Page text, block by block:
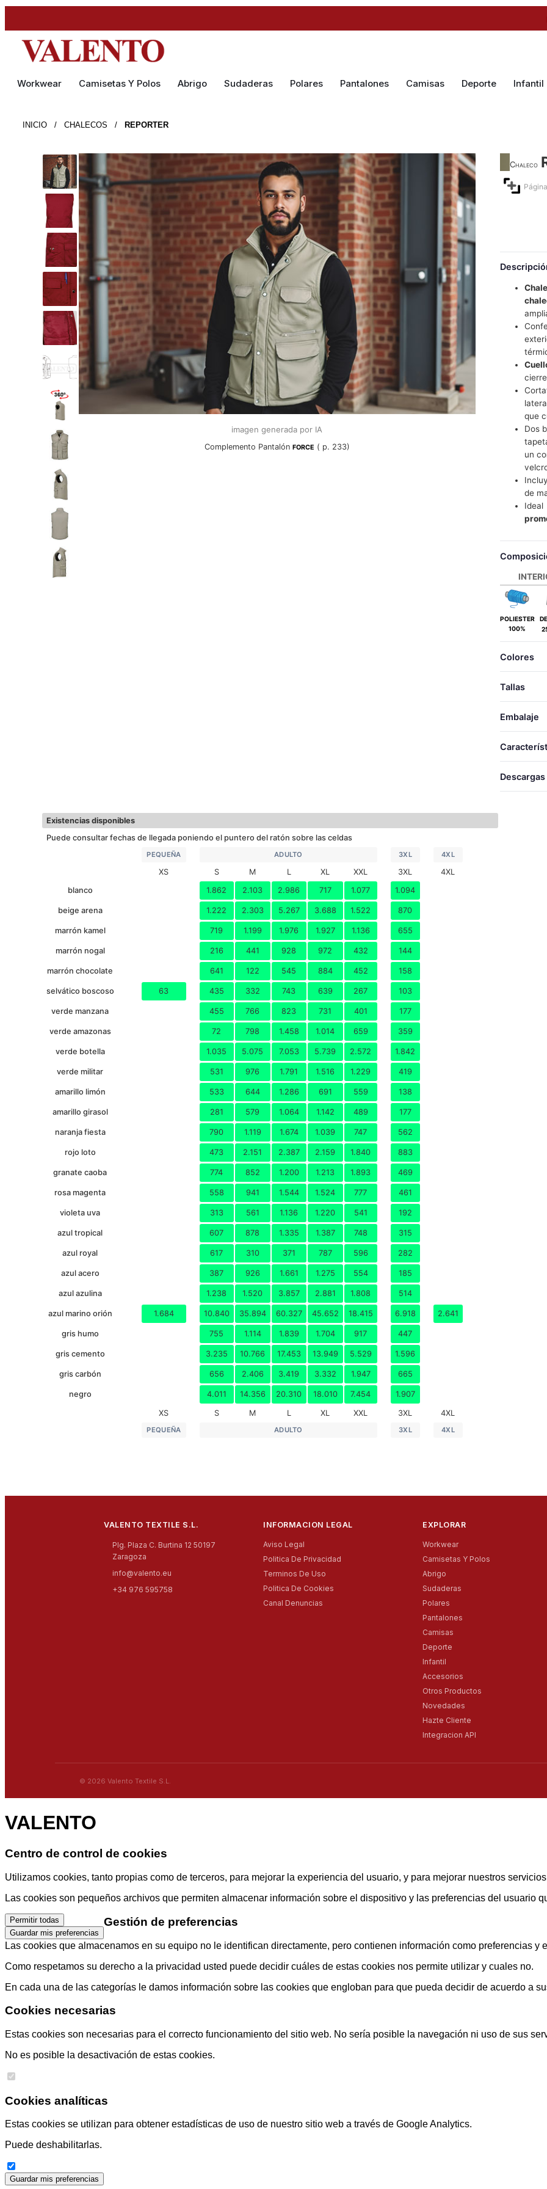
Workwear Camisetas Y Polos Abrigo Sudaderas Polares Pantalones Camisas Deporte Infantil
INICIO / CHALECOS / REPORTER
imagen generada por IA
Complemento Pantalón FORCE ( p. 233)
Chaleco
que
Dos
un
de
POLIESTER
100%
Colores
Tallas
LARGO
ANCHO
Embalaje
S
Descargas
Existencias disponibles
Puede consultar fechas de llegada poniendo el puntero del ratón sobre las celdas
PEQUEÑA ADULTO 3XL 4XL
XS S M L XL XXL 3XL
4XL
blanco
1.862 2.103 2.986 717 1.077 1.094
beige arena 1.222 2.303 5.267 3.688 1.522 870
marrón kamel 719 1.199 1.976 1.927 1.136 655
marrón nogal 216 441 928 972 432 144
marrón chocolate 641 122 545 884 452 158
selvático boscoso 63 435 332 743 639 267 103
verde manzana 455 766 823 731 401 177
verde amazonas 72 798 1.458 1.014 659 359
verde botella 1.035 5.075 7.053 5.739 2.572 1.842
verde militar 531 976 1.791 1.516 1.229 419
amarillo limón 533 644 1.286 691 559 138
amarillo girasol 281 579 1.064 1.142 489 177
naranja fiesta 790 1.119 1.674 1.039 747 562
rojo loto 473 2.151 2.387 2.159 1.840 883
granate caoba 774 852 1.200 1.213 1.893 469
rosa magenta 558 941 1.544 1.524 777 461
violeta uva 313 561 1.136 1.220 541 192
azul tropical 607 878 1.335 1.387 748 315
azul royal 617 310 371 787 596 282
azul acero 387 926 1.661 1.275 554 185
azul azulina 1.238 1.520 3.857 2.881 1.808 514
azul marino orión 1.684 10.840 35.894 60.327 45.652 18.415 6.918 2.641
gris humo 755 1.114 1.839 1.704 917 447
gris cemento 3.235 10.766 17.453 13.949 5.529 1.596
gris carbón 656 2.406 3.419 3.332 1.947 665
negro 4.011 14.356 20.310 18.010 7.454 1.907
XS S M L XL XXL 3XL 4XL
PEQUEÑA ADULTO 3XL 4XL
VALENTO TEXTILE S.L.
Plg. Plaza C. Burtina 12 50197
Zaragoza
info@valento.eu
+34 976 595758
INFORMACION LEGAL
Aviso Legal
Politica De Privacidad
Terminos De Uso
Politica De Cookies
Canal Denuncias
EXPLORAR
Workwear
Camisetas Y Polos
Abrigo
Sudaderas
Polares
Pantalones
Camisas
Deporte
Infantil
Accesorios
Otros Productos
Novedades
Hazte Cliente
Integracion API
© 2026 Valento Textile S.L.
VALENTO
Centro de control de cookies
Utilizamos cookies, tanto propias como de terceros, para mejorar la experiencia del usuario, y para mejorar nuestros
Las cookies son pequeños archivos que permiten almacenar información sobre el dispositivo y las preferencias del usuario
Permitir todas
Guardar mis preferencias
Gestión de preferencias
Las cookies que almacenamos en su equipo no le identifican directamente, pero contienen información como preferencias y
Como respetamos su derecho a la privacidad usted puede decidir cuáles de estas cookies nos permite utilizar y cuales no.
En cada una de las categorías le damos información sobre las cookies que engloban para que pueda decidir de acuerdo a
Cookies necesarias
Estas cookies son necesarias para el correcto funcionamiento del sitio web. No sería posible la navegación ni uso de sus
No es posible la desactivación de estas cookies.
Cookies analíticas
Estas cookies se utilizan para obtener estadísticas de uso de nuestro sitio web a través de Google Analytics.
Puede deshabilitarlas.
Guardar mis preferencias